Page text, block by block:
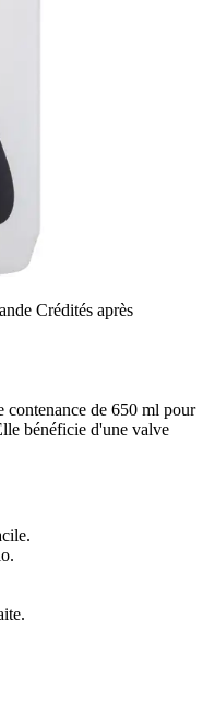
Crédités après
de 650 ml pour
bénéficie d'une valve